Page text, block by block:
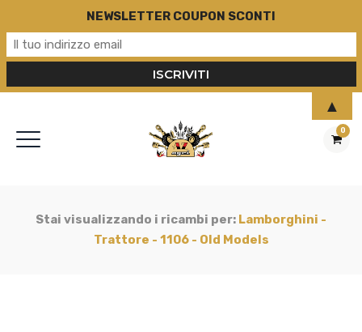
0
Stai visualizzando i ricambi per: Lamborghini -
Trattore - 1106 - Old Models
NEWSLETTER COUPON SCONTI
▲